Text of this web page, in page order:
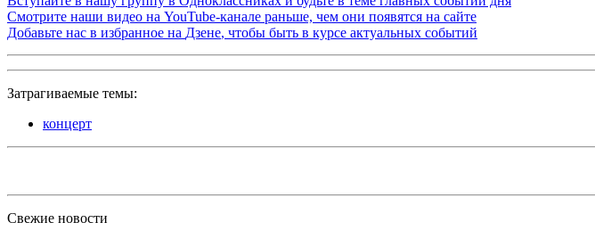
Смотрите наши видео на YouTube-канале раньше, чем они появятся на сайте
Добавьте нас в избранное на Дзене, чтобы быть в курсе актуальных событий
Затрагиваемые темы:
концерт
Свежие новости